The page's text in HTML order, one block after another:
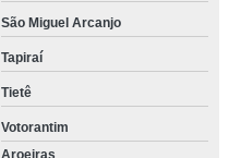
São Miguel Arcanjo
Tapiraí
Tietê
Votorantim
Aroeiras